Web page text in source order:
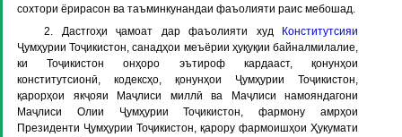
сохтори ёрирасон ва таъминкунандаи фаъолияти раис мебошад.
2. Дастгоҳи ҷамоат дар фаъолияти худ
Конститутсияи
Ҷумҳурии Тоҷикистон, санадҳои меъёрии ҳуқуқии байналмилалие,
ки Тоҷикистон онҳоро эътироф кардааст, қонунҳои
конститутсионӣ, кодексҳо, қонунҳои Ҷумҳурии Тоҷикистон,
қарорҳои якҷояи Маҷлиси миллӣ ва Маҷлиси намояндагони
Маҷлиси Олии Ҷумҳурии Тоҷикистон, фармону амрҳои
Президенти Ҷумҳурии Тоҷикистон, қарору фармоишҳои Ҳукумати